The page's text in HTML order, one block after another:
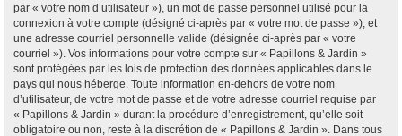
par « votre nom d’utilisateur »), un mot de passe personnel utilisé pour la
connexion à votre compte (désigné ci-après par « votre mot de passe »), et
une adresse courriel personnelle valide (désignée ci-après par « votre
courriel »). Vos informations pour votre compte sur « Papillons & Jardin »
sont protégées par les lois de protection des données applicables dans le
pays qui nous héberge. Toute information en-dehors de votre nom
d’utilisateur, de votre mot de passe et de votre adresse courriel requise par
« Papillons & Jardin » durant la procédure d’enregistrement, qu’elle soit
obligatoire ou non, reste à la discrétion de « Papillons & Jardin ». Dans tous